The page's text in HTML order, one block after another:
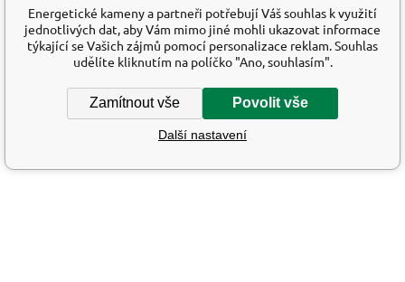
Energetické kameny a partneři potřebují Váš souhlas k využití
jednotlivých dat, aby Vám mimo jiné mohli ukazovat informace
týkající se Vašich zájmů pomocí personalizace reklam. Souhlas
udělíte kliknutím na políčko "Ano, souhlasím".
Zamítnout vše Povolit vše
Další nastavení